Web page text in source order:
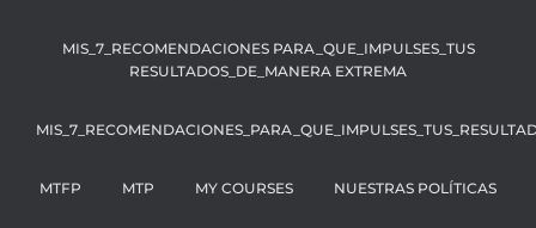
MIS_7_RECOMENDACIONES PARA_QUE_IMPULSES_TUS
RESULTADOS_DE_MANERA EXTREMA
MTFP MTP MY COURSES NUESTRAS POLÍTICAS